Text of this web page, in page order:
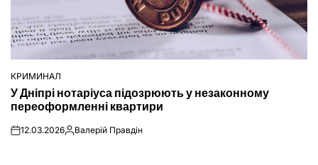
ОПУБЛІКУВАТИ
У
КРИМИНАЛ
У Дніпрі нотаріуса підозрюють у незаконному
переоформленні квартири
on12.03.2026Опубліковано
Валерій Правдін